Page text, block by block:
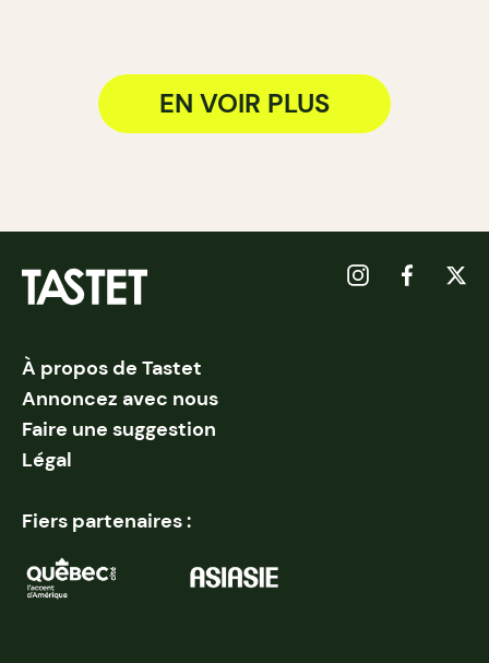
EN VOIR PLUS
À propos de Tastet
Annoncez avec nous
Faire une suggestion
Légal
Fiers partenaires :